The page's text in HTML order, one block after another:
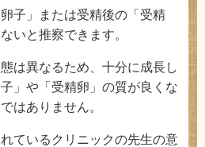
子」または受精後の「受精
いと推察できます。
は異なるため、十分に成長し
」や「受精卵」の質が良くな
はありません。
ているクリニックの先生の意